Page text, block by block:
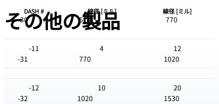
-30 510 770
-31 770 1020
-32 1020 1530
DASH # 線径 [ミル] 線径 [ミル]
-11 4 12
-12 10 20
その他の製品